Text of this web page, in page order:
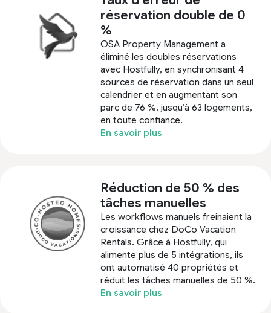
réservation double de 0
%
OSA Property Management a
éliminé les doubles réservations
avec Hostfully, en synchronisant 4
sources de réservation dans un seul
calendrier et en augmentant son
parc de 76 %, jusqu’à 63 logements,
en toute confiance.
En savoir plus
Réduction de 50 % des
tâches manuelles
Les workflows manuels freinaient la
croissance chez DoCo Vacation
Rentals. Grâce à Hostfully, qui
alimente plus de 5 intégrations, ils
ont automatisé 40 propriétés et
réduit les tâches manuelles de 50 %.
En savoir plus